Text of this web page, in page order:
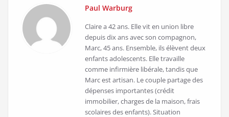
Paul Warburg
Claire a 42 ans. Elle vit en union libre
depuis dix ans avec son compagnon,
Marc, 45 ans. Ensemble, ils élèvent deux
enfants adolescents. Elle travaille
comme infirmière libérale, tandis que
Marc est artisan. Le couple partage des
dépenses importantes (crédit
immobilier, charges de la maison, frais
scolaires des enfants). Situation